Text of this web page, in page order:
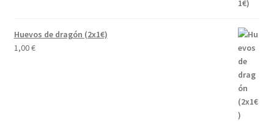
Huevos de dragón (2x1€)
1,00€